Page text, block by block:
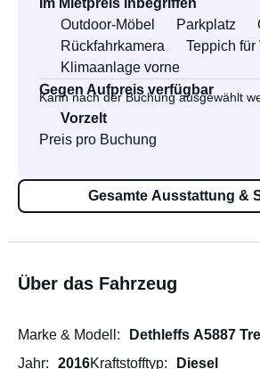
Im Mietpreis inbegriffen
Outdoor-Möbel
Parkplatz
Rückfahrkamera
Teppich für
Klimaanlage vorne
Gegen Aufpreis verfügbar
Kann nach der Buchung ausgewählt
Vorzelt
Preis pro Buchung
Gesamte Ausstattung &
Über das Fahrzeug
Marke & Modell
Dethleffs A5887
Jahr
2016Kraftstofftyp
Diesel